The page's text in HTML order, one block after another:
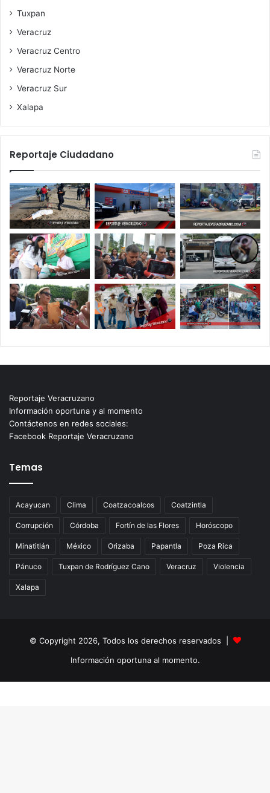
Tuxpan
Veracruz
Veracruz Centro
Veracruz Norte
Veracruz Sur
Xalapa
Reportaje Ciudadano
Reportaje Veracruzano
Información oportuna y al momento
Contáctenos en redes sociales:
Facebook Reportaje Veracruzano
Temas
Acayucan Clima Coatzacoalcos Coatzintla
Corrupción Córdoba Fortín de las Flores Horóscopo
Minatitlán México Orizaba Papantla Poza Rica
Pánuco Tuxpan de Rodríguez Cano Veracruz Violencia
Xalapa
© Copyright 2026, Todos los derechos reservados |
Información oportuna al momento.